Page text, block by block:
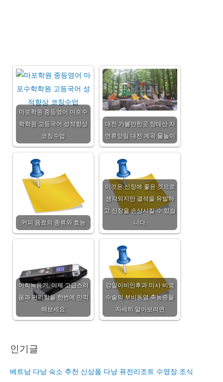
마포학원 중등영어 마포수
학학원 고등국어 성적향상
코칭수업
대전 가볼만한곳 장태산 자
연휴양림 대전 계곡 물놀이
커피 음료의 종류와 효능
이것은 신장에 좋은 것으로
생각되지만 결석을 유발하
고 신장을 손상시킬 수 있습
니다.
어학녹음기, 이제 고급스러
움과 편리함을 한번에 만끽
해보세요
강일이비인후과 미사 비염
수술의 부비동염 축농증을
자세히 알아보려면
인기글
베트남 다낭 숙소 추천 신상품 다낭 퓨전리조트 수영장 조식